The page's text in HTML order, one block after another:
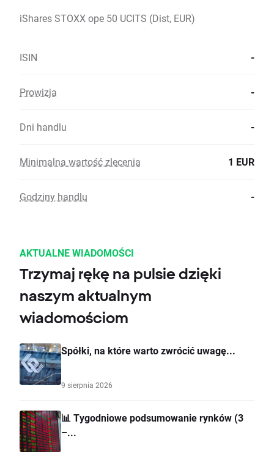
iShares STOXX ope 50 UCITS (Dist, EUR)
ISIN -
Prowizja -
Dni handlu -
Minimalna wartość zlecenia 1 EUR
Godziny handlu -
AKTUALNE WIADOMOŚCI
Trzymaj rękę na pulsie dzięki
naszym aktualnym
wiadomościom
Spółki, na które warto zwrócić uwagę...
9 sierpnia 2026
📊 Tygodniowe podsumowanie rynków (3
–...